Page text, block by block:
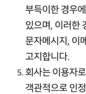
부득이한 경우
있으며, 이러한
문자메시지, 이
고지합니다.
회사는 이용자
객관적으로 인